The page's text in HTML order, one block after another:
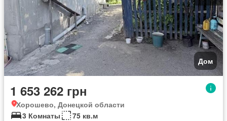
Дом
1 653 262 грн
Хорошево, Донецкой области
3 Комнаты
75 кв.м